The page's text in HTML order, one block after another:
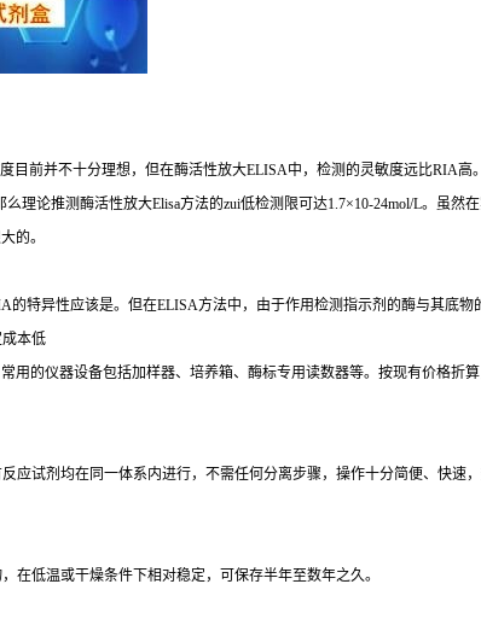
目前并不十分理想，但在酶活性放大ELISA中，检测的灵敏度远比RIA高
么理论推测酶活性放大Elisa方法的zui低检测限可达1.7×10-24mol/L。虽然
的。
的特异性应该是。但在ELISA方法中，由于作用检测指示剂的酶与其底物
成本低
用的仪器设备包括加样器、培养箱、酶标专用读数器等。按现有价格折
应试剂均在同一体系内进行，不需任何分离步骤，操作十分简便、快速
在低温或干燥条件下相对稳定，可保存半年至数年之久。